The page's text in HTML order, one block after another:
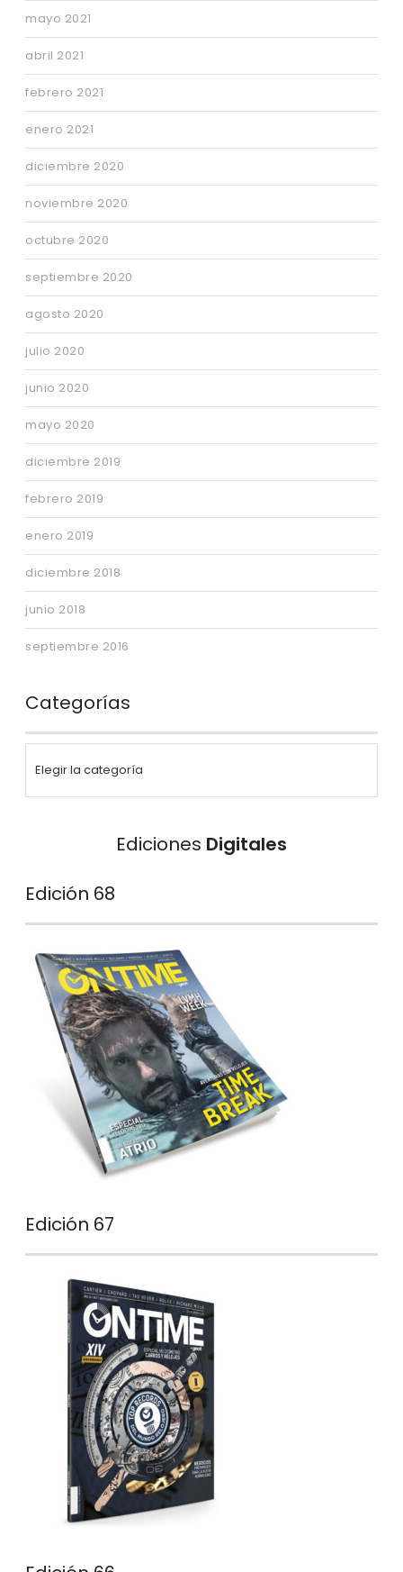
mayo 2021
abril 2021
febrero 2021
enero 2021
diciembre 2020
noviembre 2020
octubre 2020
septiembre 2020
agosto 2020
julio 2020
junio 2020
mayo 2020
diciembre 2019
febrero 2019
enero 2019
diciembre 2018
junio 2018
septiembre 2016
Categorías
Ediciones Digitales
Edición 68
Edición 67